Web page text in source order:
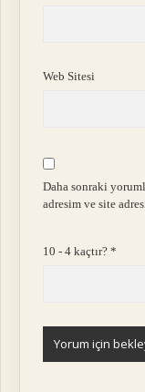
Web Sitesi
Daha sonraki
adresim ve site
10 - 4 kaçtır?*